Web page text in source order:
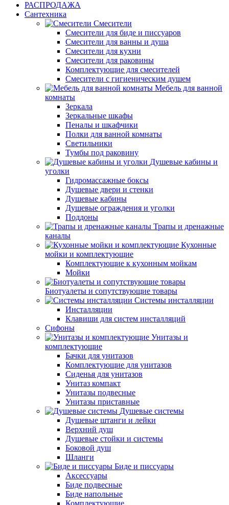
РАСПРОДАЖА
Сантехника
Смесители
Смесители для биде и писсуаров
Смесители для ванны и душа
Смесители для кухни
Смесители для раковины
Комплектующие для смесителей
Смесители с гигиеническим душем
Мебель для ванной
комнаты
Зеркала
Зеркальные шкафы
Пеналы и шкафчики
Полки для ванной комнаты
Светильники
Тумбы под раковину
Душевые кабины и
уголки
Гидромассажные боксы
Душевые двери и стенки
Душевые кабины
Душевые ограждения и уголки
Поддоны
Трапы и дренажные
каналы
Кухонные
мойки и комплектующие
Комплектующие к кухонным мойкам
Мойки
Биотуалеты и сопутствующие товары
Системы инсталляции
Инсталляции
Клавиши для систем инсталляций
Сифоны
Унитазы и
комплектующие
Бачки для унитазов
Комплектующие для унитазов
Сиденья для унитазов
Унитаз компакт
Унитазы подвесные
Унитазы приставные
Душевые системы
Душевые штанги и лейки
Верхний душ
Душевые стойки и системы
Боковой душ
Шланги
Биде и писсуары
Аксессуары
Биде подвесные
Биде напольные
Комплектующие